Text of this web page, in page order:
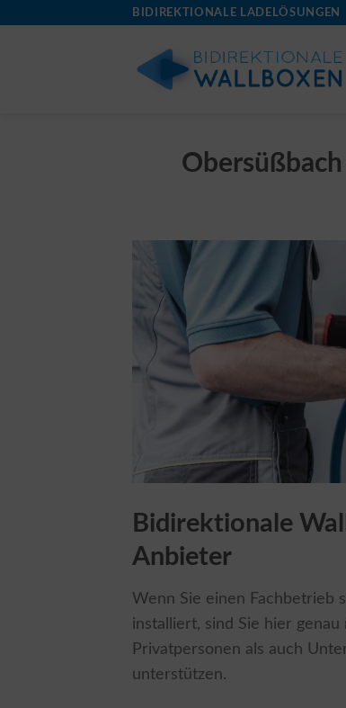
BIDIREKTIONALE LADELÖSUNGEN
Bidirektionale
Anbieter
Wenn Sie einen Fachbetrieb
installiert, sind Sie hier
Privatpersonen als auch
unterstützen.